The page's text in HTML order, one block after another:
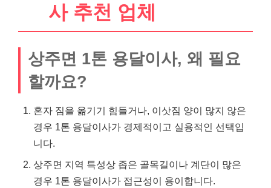
사 추천 업체
상주면 1톤 용달이사, 왜 필요
할까요?
혼자 짐을 옮기기 힘들거나, 이삿짐 양이 많지 않은
경우 1톤 용달이사가 경제적이고 실용적인 선택입
니다.
상주면 지역 특성상 좁은 골목길이나 계단이 많은
경우 1톤 용달이사가 접근성이 용이합니다.